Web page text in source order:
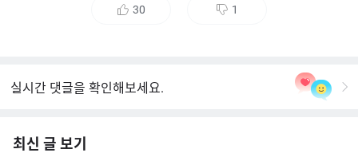
좋
30
싫
1
실시간 댓글을 확인해보세요.
최신 글 보기